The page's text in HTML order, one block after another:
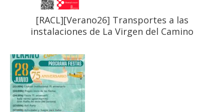
[RACL][Verano26] Transportes a las
instalaciones de La Virgen del Camino